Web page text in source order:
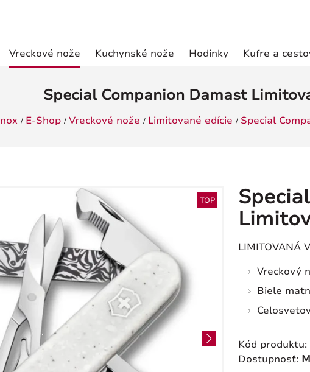
Vreckové nože Kuchynské nože Hodinky Kufre a
Special Companion Damast
E-Shop Vreckové nože Limitované edície Special
TOP
LIMITOVANÁ
Vreckový
Biele
Kód produktu:
Dostupnosť: